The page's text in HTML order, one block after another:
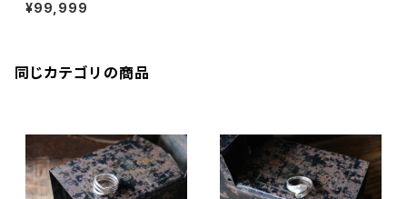
¥99,999
同じカテゴリの商品